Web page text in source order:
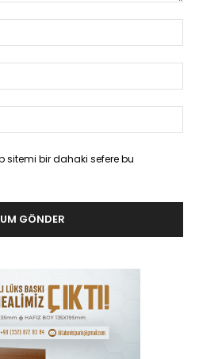
sitemi bir dahaki sefere bu